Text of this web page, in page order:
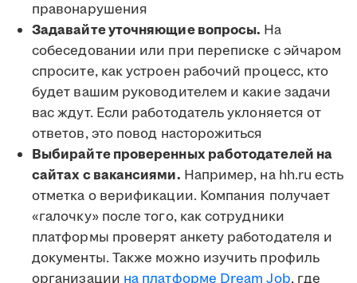
правонарушения
Задавайте уточняющие вопросы. На
собеседовании или при переписке с эйчаром
спросите, как устроен рабочий процесс, кто
будет вашим руководителем и какие задачи
вас ждут. Если работодатель уклоняется от
ответов, это повод насторожиться
Выбирайте проверенных работодателей на
сайтах с вакансиями. Например, на hh.ru есть
отметка о верификации. Компания получает
«галочку» после того, как сотрудники
платформы проверят анкету работодателя и
документы. Также можно изучить профиль
организации на платформе Dream Job, где